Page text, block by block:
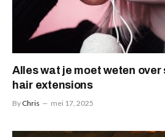
Alles wat je moet weten
hair extensions
By Chris mei 17, 2025